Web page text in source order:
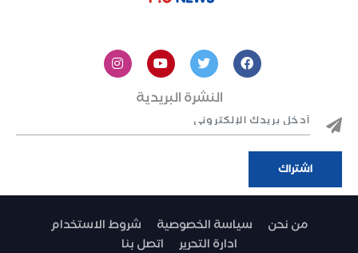
النشرة البريدية
من نحن سياسة الخصوصية
شروط الاستخدام
ادارة التحرير
اتصل بنا